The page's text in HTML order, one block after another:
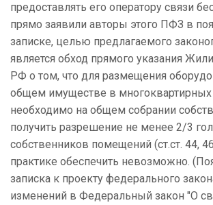
предоставлять его оператору связи
прямо заявили авторы этого ПФЗ в
записке, целью предлагаемого
является обход прямого указания
РФ о том, что для размещения
общем имуществе в
необходимо на общем собрании
получить разрешение не менее 2/3
собственников помещений (ст.ст. 44,
практике обеспечить невозможно.
записка к проекту федерального
изменений в Федеральный закон "О